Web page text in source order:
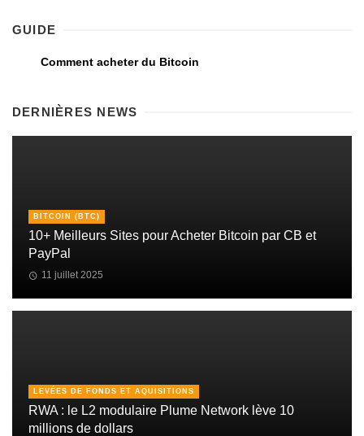
GUIDE
Comment acheter du Bitcoin
DERNIÈRES NEWS
BITCOIN (BTC)
10+ Meilleurs Sites pour Acheter Bitcoin par CB et
PayPal
11 juillet 2025
LEVÉES DE FONDS ET AQUISITIONS
RWA : le L2 modulaire Plume Network lève 10
millions de dollars